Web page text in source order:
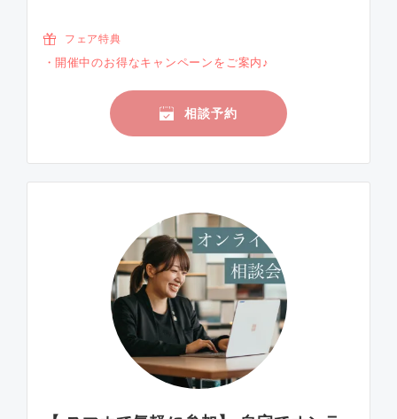
フェア特典
開催中のお得なキャンペーンをご案内♪
相談予約